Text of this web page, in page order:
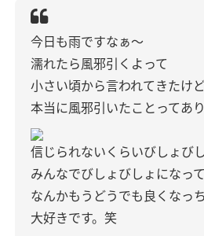
今日も雨ですなぁ〜
濡れたら風邪引くよって
小さい頃から言われてきたけ
本当に風邪引いたことってあ
信じられないくらいびしょび
みんなでびしょびしょになって
なんかもうどうでも良くなっ
大好きです。笑